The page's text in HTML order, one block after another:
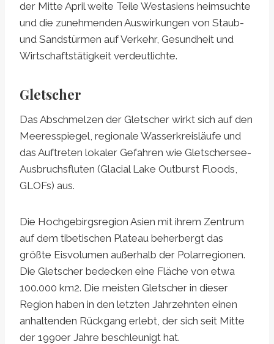
der Mitte April weite Teile Westasiens heimsuchte
und die zunehmenden Auswirkungen von Staub-
und Sandstürmen auf Verkehr, Gesundheit und
Wirtschaftstätigkeit verdeutlichte.
Gletscher
Das Abschmelzen der Gletscher wirkt sich auf den
Meeresspiegel, regionale Wasserkreisläufe und
das Auftreten lokaler Gefahren wie Gletschersee-
Ausbruchsfluten (Glacial Lake Outburst Floods,
GLOFs) aus.
Die Hochgebirgsregion Asien mit ihrem Zentrum
auf dem tibetischen Plateau beherbergt das
größte Eisvolumen außerhalb der Polarregionen.
Die Gletscher bedecken eine Fläche von etwa
100.000 km2. Die meisten Gletscher in dieser
Region haben in den letzten Jahrzehnten einen
anhaltenden Rückgang erlebt, der sich seit Mitte
der 1990er Jahre beschleunigt hat.